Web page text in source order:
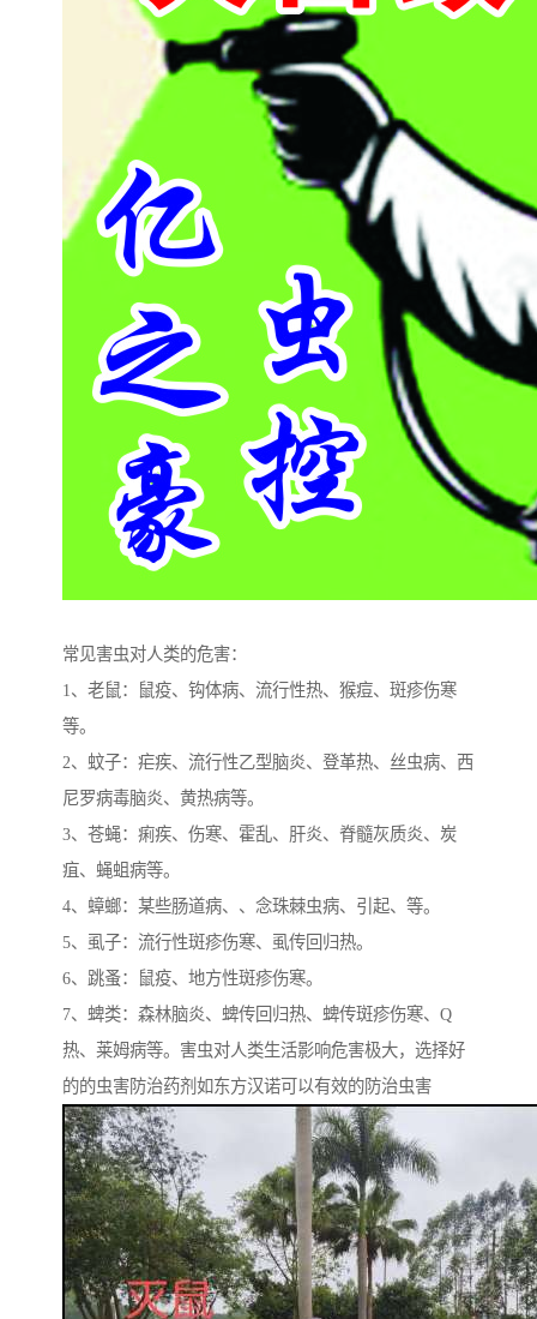
常见害虫对人类的危害：
1、老鼠：鼠疫、钩体病、流行性热、猴痘、斑疹伤寒
等。
2、蚊子：疟疾、流行性乙型脑炎、登革热、丝虫病、西
尼罗病毒脑炎、黄热病等。
3、苍蝇：痢疾、伤寒、霍乱、肝炎、脊髓灰质炎、炭
疽、蝇蛆病等。
4、蟑螂：某些肠道病、、念珠棘虫病、引起、等。
5、虱子：流行性斑疹伤寒、虱传回归热。
6、跳蚤：鼠疫、地方性斑疹伤寒。
7、蜱类：森林脑炎、蜱传回归热、蜱传斑疹伤寒、Q
热、莱姆病等。害虫对人类生活影响危害极大，选择好
的的虫害防治药剂如东方汉诺可以有效的防治虫害